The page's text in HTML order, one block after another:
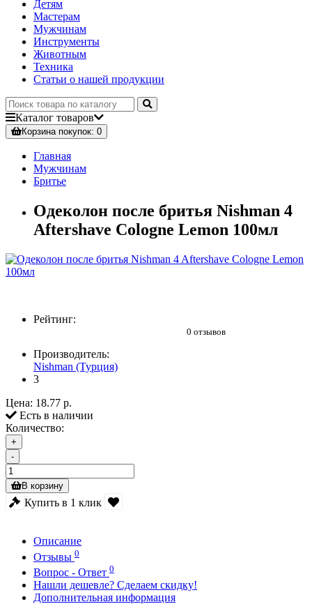
Детям
Мастерам
Мужчинам
Инструменты
Животным
Техника
Статьи о нашей продукции
Каталог товаров
Корзинапокупок: 0
Главная
Мужчинам
Бритье
Одеколон после бритья Nishman 4
Aftershave Cologne Lemon 100мл
Рейтинг:
0 отзывов
Производитель:
Nishman (Турция)
3
Цена: 18.77 р.
Есть в наличии
Количество:
+
-
В корзину
Купить в 1 клик
Описание
Отзывы 0
Вопрос - Ответ 0
Нашли дешевле? Сделаем скидку!
Дополнительная информация